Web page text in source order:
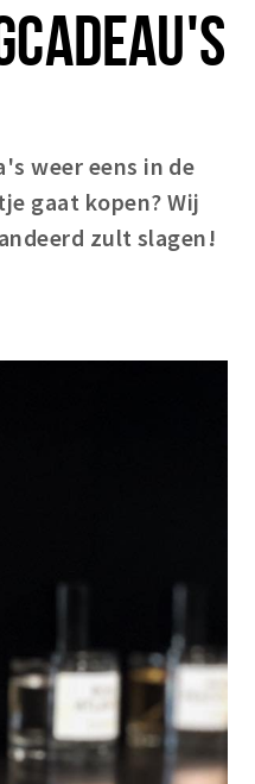
weer eens in de
gaat kopen? Wij
zult slagen!